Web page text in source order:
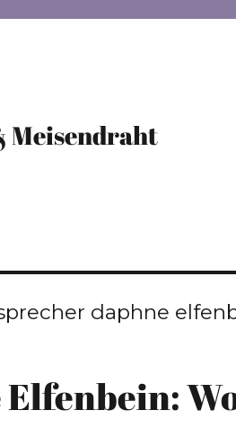
Meisendraht
daphne
Elfenbein: